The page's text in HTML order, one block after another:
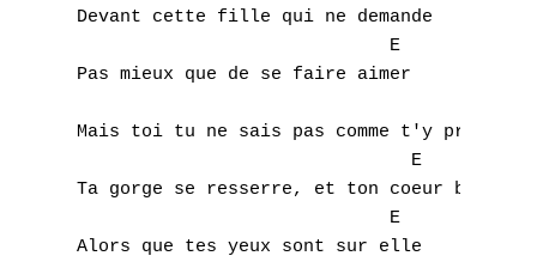
Devant cette fille qui ne demande
                             E
Pas mieux que de se faire aimer
Mais toi tu ne sais pas comme t'y prendre
E
Ta gorge se resserre, et ton coeur bat de
                             E
Alors que tes yeux sont sur elle
A